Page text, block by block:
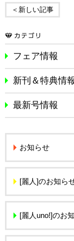
＜新しい記事
フェア情報
新刊＆特典情
最新号情報
お知らせ
[麗人]のお知ら
[麗人uno!]のお